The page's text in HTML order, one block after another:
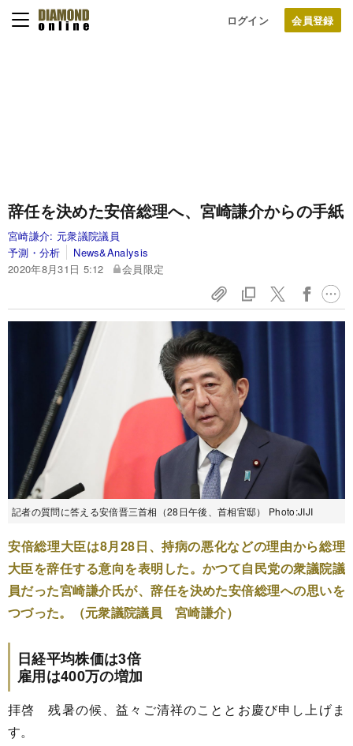
ログイン
辞任を決めた安倍総理へ、宮崎謙介からの手紙
宮崎謙介: 元衆議院議員
予測・分析
News&Analysis
2020年8月31日 5:12
会員限定
記者の質問に答える安倍晋三首相（28日午後、首相官邸） Photo:JIJI
安倍総理大臣は8月28日、持病の悪化などの理由から総理
大臣を辞任する意向を表明した。かつて自民党の衆議院議
員だった宮崎謙介氏が、辞任を決めた安倍総理への思いを
つづった。（元衆議院議員 宮崎謙介）
日経平均株価は3倍
雇用は400万の増加
拝啓 残暑の候、益々ご清祥のこととお慶び申し上げま
す。